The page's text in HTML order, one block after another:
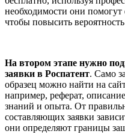
необходимости они помогут
чтобы повысить
На втором этапе нужно
заявки в Роспатент. Само
образец можно найти на
например, реферат,
знаний и опыта. От
составляющих заявки
они определяют границы